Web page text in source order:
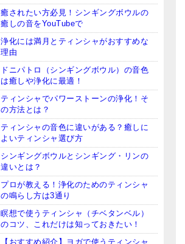
癒されたい方必見！シンギングボウルの
癒しの音をYouTubeで
浄化には満月とティンシャがおすすめな
理由
ドニパトロ（シンギングボウル）の音色
は癒しや浄化に最適！
ティンシャでパワーストーンの浄化！そ
の方法とは？
ティンシャの音色に違いがある？癒しに
よいティンシャ選び方
シンギングボウルとシンギング・リンの
違いとは？
プロが教える！浄化のためのティンシャ
の鳴らし方は3通り
瞑想で使うティンシャ（チベタンベル）
のコツ、これだけは知っておきたい！
【おすすめ紹介】ヨガで使うティンシャ